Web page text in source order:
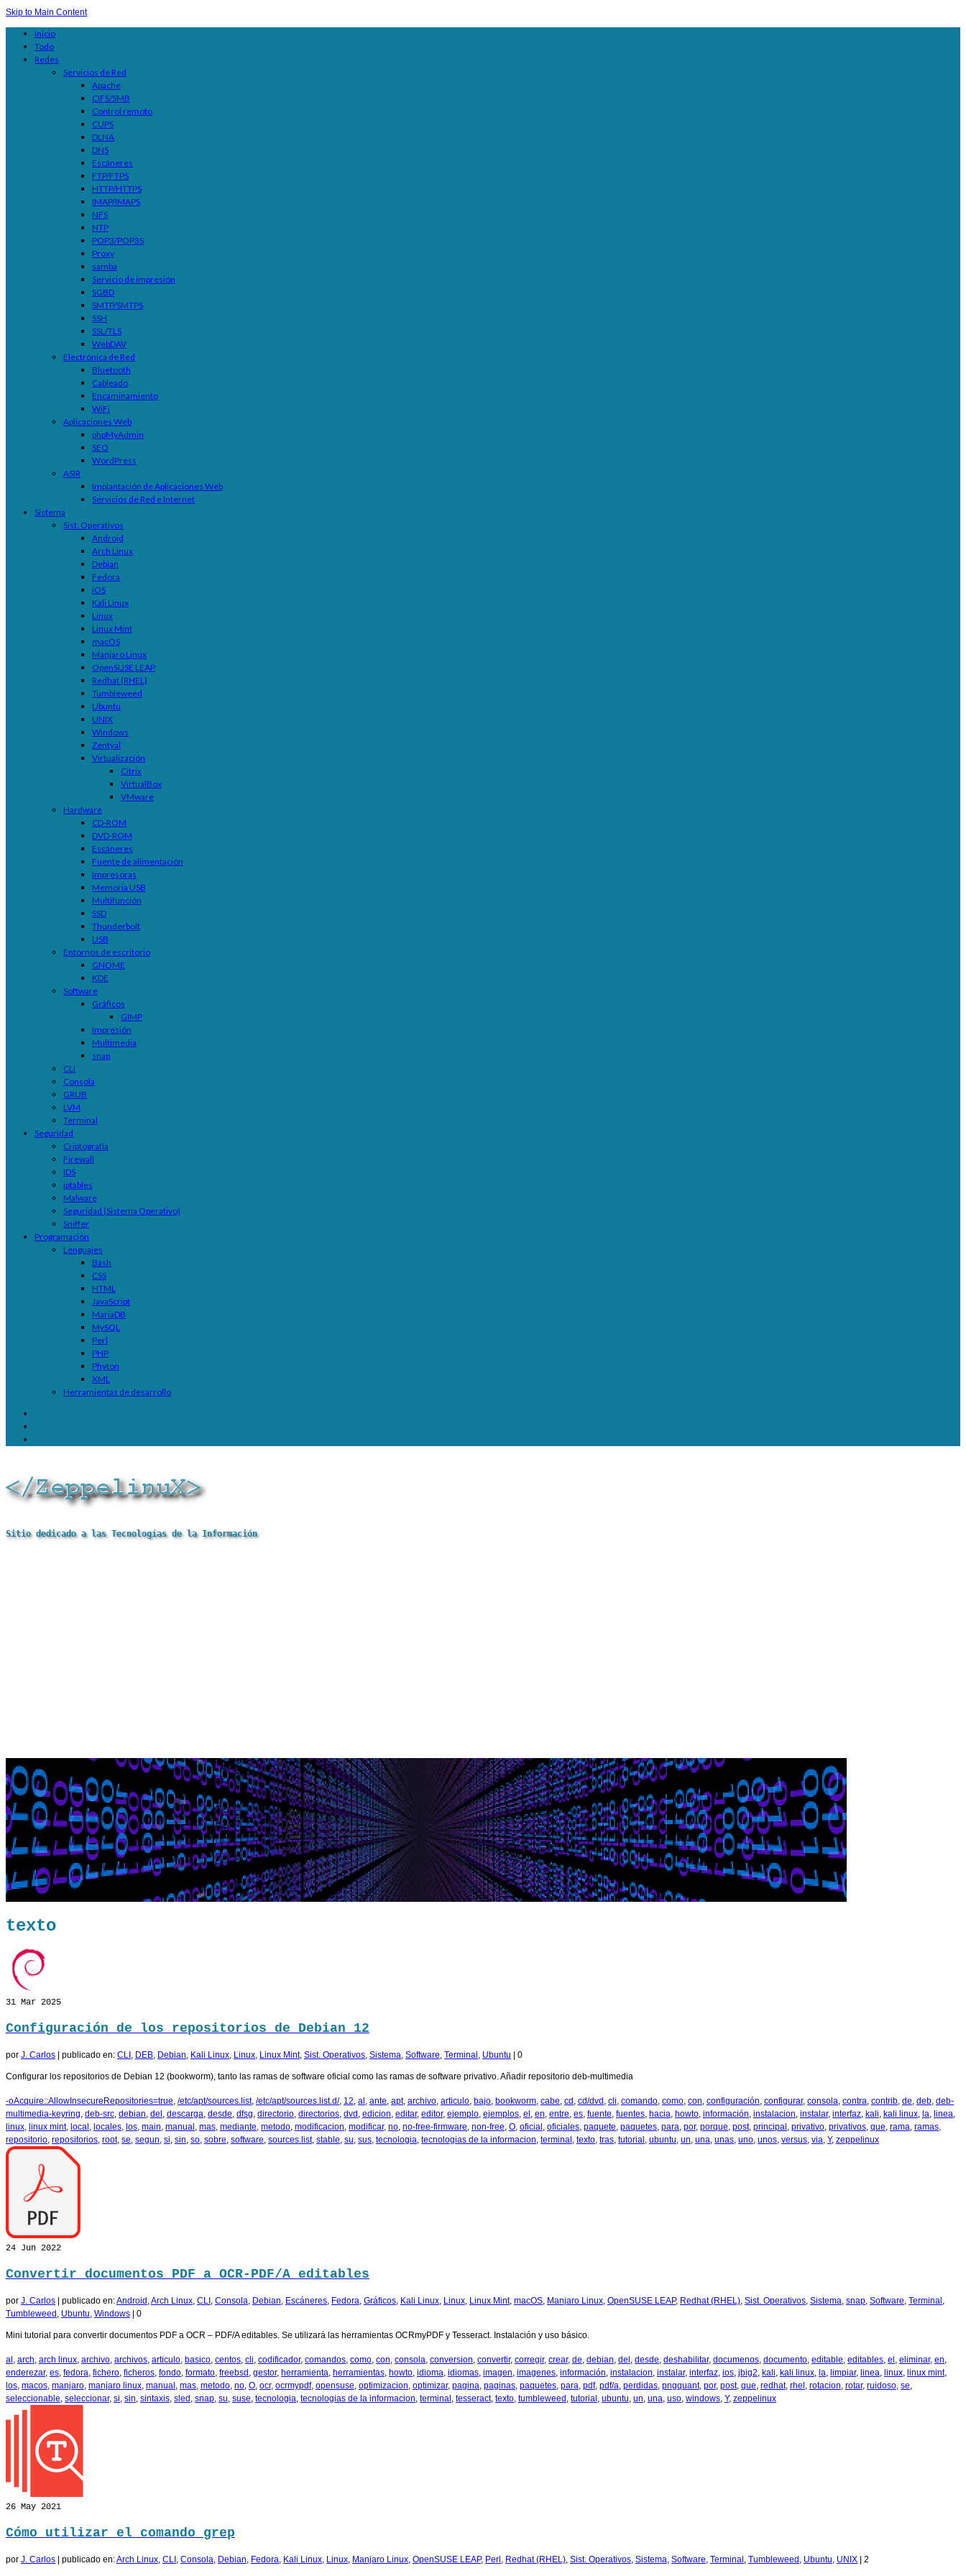
Skip to Main Content
Inicio
Todo
Redes
Servicios de Red
Apache
CIFS/SMB
Control remoto
CUPS
DLNA
DNS
Escáneres
FTP/FTPS
HTTP/HTTPS
IMAP/IMAPS
NFS
NTP
POP3/POP3S
Proxy
samba
Servicio de impresión
SGBD
SMTP/SMTPS
SSH
SSL/TLS
WebDAV
Electrónica de Red
Bluetooth
Cableado
Encaminamiento
WiFi
Aplicaciones Web
phpMyAdmin
SEO
WordPress
ASIR
Implantación de Aplicaciones Web
Servicios de Red e Internet
Sistema
Sist. Operativos
Android
Arch Linux
Debian
Fedora
iOS
Kali Linux
Linux
Linux Mint
macOS
Manjaro Linux
OpenSUSE LEAP
Redhat (RHEL)
Tumbleweed
Ubuntu
UNIX
Windows
Zentyal
Virtualización
Citrix
VirtualBox
VMware
Hardware
CD-ROM
DVD-ROM
Escáneres
Fuente de alimentación
Impresoras
Memoria USB
Multifunción
SSD
Thunderbolt
USB
Entornos de escritorio
GNOME
KDE
Software
Gráficos
GIMP
Impresión
Multimedia
snap
CLI
Consola
GRUB
LVM
Terminal
Seguridad
Criptografía
Firewall
IDS
iptables
Malware
Seguridad (Sistema Operativo)
Sniffer
Programación
Lenguajes
Bash
CSS
HTML
JavaScript
MariaDB
MySQL
Perl
PHP
Phyton
XML
Herramientas de desarrollo
Sitio dedicado a las Tecnologías de la Información
texto
31 Mar 2025
Configuración de los repositorios de Debian 12
por J. Carlos publicado en: CLI , DEB, Debian, Kali Linux, Linux, Linux Mint, Sist. Operativos, Sistema, Software, Terminal , Ubuntu 0
Configurar los repositorios de Debian 12 (bookworm), tanto las ramas de software oficial como las ramas de software privativo. Añadir repositorio deb-multimedia
-oAcquire::AllowInsecureRepositories=true, /etc/apt/sources.list, /etc/apt/sources.list.d/, 12, al , ante, apt, archivo, articulo, bajo, bookworm, cabe, cd , cd/dvd , cli, comando, como, con, configuración, configurar, consola, contra, contrib, de, deb, deb-
multimedia-keyring, deb-src, debian, del , descarga, desde, dfsg, directorio, directorios, dvd , edicion, editar, editor, ejemplo, ejemplos, el , en, entre, es, fuente, fuentes, hacia, howto, información, instalacion, instalar, interfaz, kali, kali linux, la, linea,
linux, linux mint, local , locales, los, main, manual , mas, mediante, metodo, modificacion, modificar, no, no-free-firmware, non-free, O, oficial , oficiales, paquete, paquetes, para, por, porque, post, principal , privativo, privativos, que, rama, ramas,
repositorio, repositorios, root, se, segun, si, sin, so, sobre, software, sources.list, stable, su, sus, tecnologia, tecnologias de la informacion, terminal , texto, tras, tutorial , ubuntu, un, una, unas, uno, unos, versus, via, Y, zeppelinux
24 Jun 2022
Convertir documentos PDF a OCR-PDF/A editables
por J. Carlos publicado en:Android ,Arch Linux, CLI , Consola, Debian, Escáneres, Fedora, Gráficos, Kali Linux, Linux, Linux Mint, macOS, Manjaro Linux, OpenSUSE LEAP, Redhat (RHEL), Sist. Operativos, Sistema, snap, Software, Terminal ,
Tumbleweed , Ubuntu, Windows 0
Mini tutorial para convertir documentos PDF a OCR – PDF/A editables. Se utilizará las herramientas OCRmyPDF y Tesseract. Instalación y uso básico.
al , arch, arch linux, archivo, archivos, articulo, basico, centos, cli, codificador, comandos, como, con, consola, conversion, convertir, corregir, crear, de, debian, del , desde, deshabilitar, documenos, documento, editable, editables, el , eliminar, en,
enderezar, es, fedora, fichero, ficheros, fondo, formato, freebsd , gestor, herramienta, herramientas, howto, idioma, idiomas, imagen, imagenes, información, instalacion, instalar, interfaz, ios, jbig2, kali, kali linux, la, limpiar, linea, linux, linux mint,
los, macos, manjaro, manjaro linux, manual , mas, metodo, no, O, ocr, ocrmypdf, opensuse, optimizacion, optimizar, pagina, paginas, paquetes, para, pdf, pdf/a, perdidas, pngquant, por, post, que, redhat, rhel , rotacion, rotar, ruidoso, se,
seleccionable, seleccionar, si, sin, sintaxis, sled , snap, su, suse, tecnologia, tecnologias de la informacion, terminal , tesseract, texto, tumbleweed , tutorial , ubuntu, un, una, uso, windows, Y, zeppelinux
26 May 2021
Cómo utilizar el comando grep
por J. Carlos | publicado en:Arch Linux CLI Consola Debian Fedora Kali Linux Linux Manjaro Linux OpenSUSE LEAP, Perl Redhat (RHEL) Sist. Operativos Sistema Software Terminal Tumbleweed Ubuntu UNIX | 2